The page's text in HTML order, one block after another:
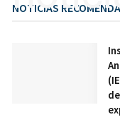
NOTICIAS